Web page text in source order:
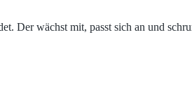
Der wächst mit, passt sich an und